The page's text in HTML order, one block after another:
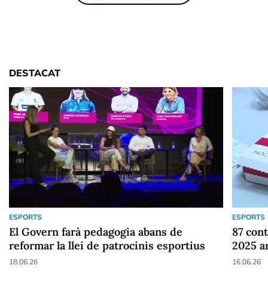
DESTACAT
ESPORTS
El Govern farà pedagogia abans de
reformar la llei de patrocinis esportius
18.06.26
ESPORTS
87
2025
16.06.26